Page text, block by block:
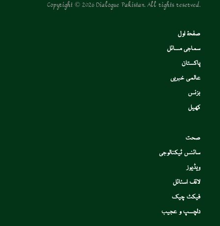
Copyright © 2026 Dialogue Pakistan. All rights reserved.
صفحۂ اول
سماجی مسائل
پاکستان
عالمی خبریں
بزنس
کھیل
صحت
سائنس ٹیکنالوجی
ویڈیوز
لائف اسٹائل
فیکٹ چیک
دلچسپ و عجیب